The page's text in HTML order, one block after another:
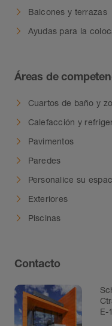
Balcones y terrazas
Ayudas para la
Áreas de
Cuartos de baño y
Calefacción y
Pavimentos
Paredes
Personalice su
Exteriores
Piscinas
Contacto
E-